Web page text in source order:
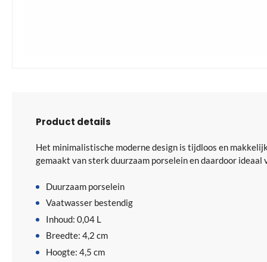
gallerij
Product details
Het minimalistische moderne design is tijdloos en
gemaakt van sterk duurzaam porselein en daardoor ideaal
Duurzaam porselein
Vaatwasser bestendig
Inhoud: 0,04 L
Breedte: 4,2 cm
Hoogte: 4,5 cm